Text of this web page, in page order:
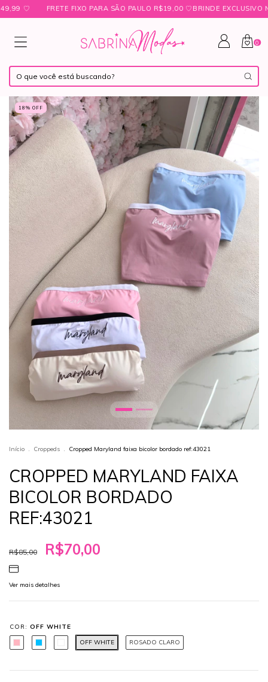
♡ FRETE FIXO PARA SÃO PAULO R$19,00 ㅤ♡ㅤBRINDE EXCLUSIVO NAS
0
18 % OFF
Início . Croppeds . Cropped Maryland faixa bicolor bordado ref:43021
CROPPED MARYLAND FAIXA
BICOLOR BORDADO
REF:43021
R$85,00 R$70,00
Ver mais detalhes
COR: OFF WHITE
OFF WHITE
ROSADO CLARO